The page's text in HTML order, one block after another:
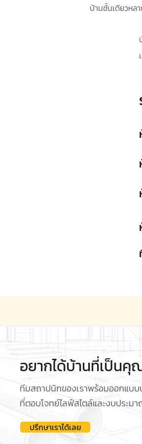
บ้านชั้นเดียวหล
อยากได้บ้านที่เป็นคุ
ทีมสถาปนิกของเราพร้อมออกแบบ
ที่ตอบโจทย์ไลฟ์สไตล์และงบประ
ปรึกษาเราได้เลย